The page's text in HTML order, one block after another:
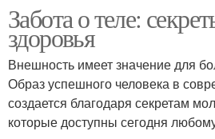
Забота о теле:
здоровья
Внешность имеет значение для
Образ успешного человека в
создается благодаря секретам
которые доступны сегодня